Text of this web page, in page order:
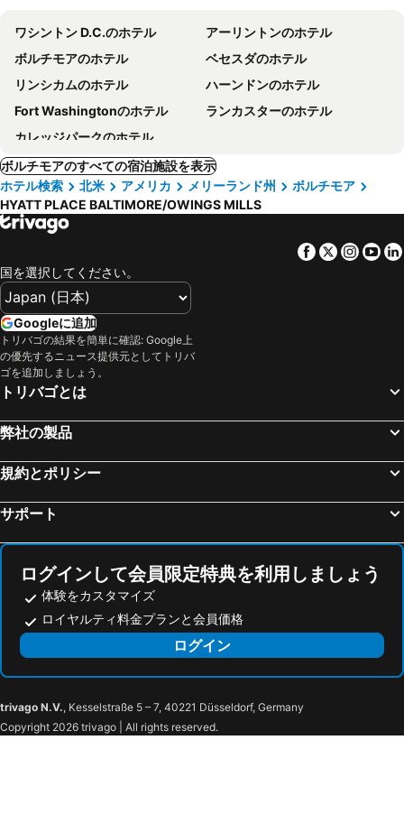
ワシントン D.C.のホテル
アーリントンのホテル
ボルチモアのホテル
ベセスダのホテル
リンシカムのホテル
ハーンドンのホテル
Fort Washingtonのホテル
ランカスターのホテル
カレッジパークのホテル
ボルチモアのすべての宿泊施設を表示
ホテル検索
北米 アメリカ メリーランド州
ボルチモア
HYATT PLACE BALTIMORE/OWINGS MILLS
Facebook
Twitter
国を選択してください。
Googleに追加
トリバゴの結果を簡単に確認: Google上
の優先するニュース提供元としてトリバ
ゴを追加しましょう。
トリバゴとは
弊社の製品
規約とポリシー
サポート
ログインして会員限定特典を利用しましょう
体験をカスタマイズ
ロイヤルティ料金プランと会員価格
ログイン
trivago N.V., Kesselstraße 5 – 7, 40221 Düsseldorf, Germany
Copyright 2026 trivago | All rights reserved.